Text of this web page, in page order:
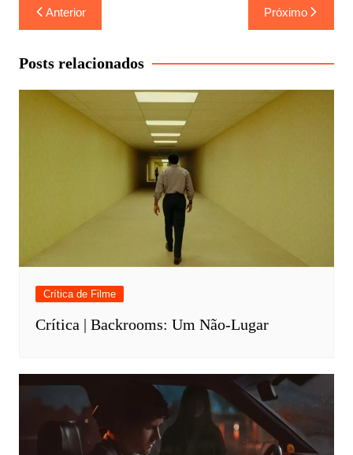
Navegação
de
Post
Anterior Próximo
Posts relacionados
Crítica de Filme
Crítica | Backrooms: Um Não-Lugar